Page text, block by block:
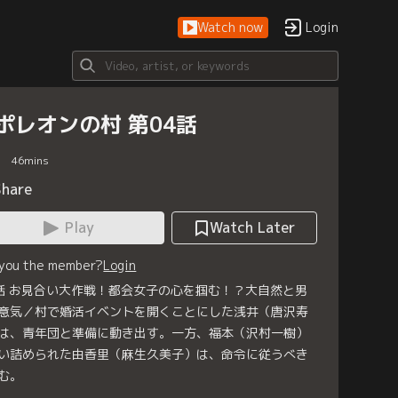
Watch now Login
レオンの村 第04話
46mins
Play
Watch Later
the member?Login
お見合い大作戦！都会女子の心を掴む！？大自然と男
気／村で婚活イベントを開くことにした浅井（唐沢寿
、青年団と準備に動き出す。一方、福本（沢村一樹）
詰められた由香里（麻生久美子）は、命令に従うべき
。